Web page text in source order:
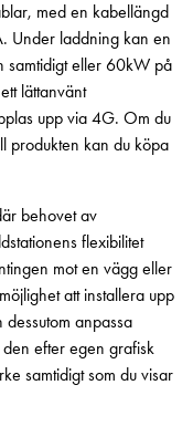
med en kabellängd
Under laddning kan en
samtidigt eller 60kW på
lättanvänt
upp via 4G. Om du
produkten kan du köpa
behovet av
flexibilitet
mot en vägg eller
att installera upp
anpassa
efter egen grafisk
samtidigt som du visar